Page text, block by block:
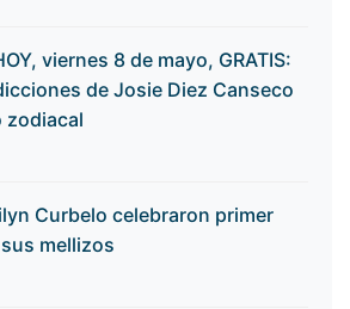
viernes 8 de mayo, GRATIS:
de Josie Diez Canseco
zodiacal
Curbelo celebraron primer
mellizos